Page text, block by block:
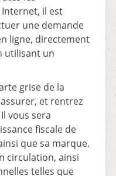
il est
une demande
ligne, directement
utilisant un
grise de la
et rentrez
vous sera
fiscale de
que sa marque.
circulation, ainsi
telles que